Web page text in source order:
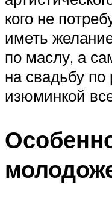
кого не
иметь
по маслу, а
на свадьбу
изюминкой